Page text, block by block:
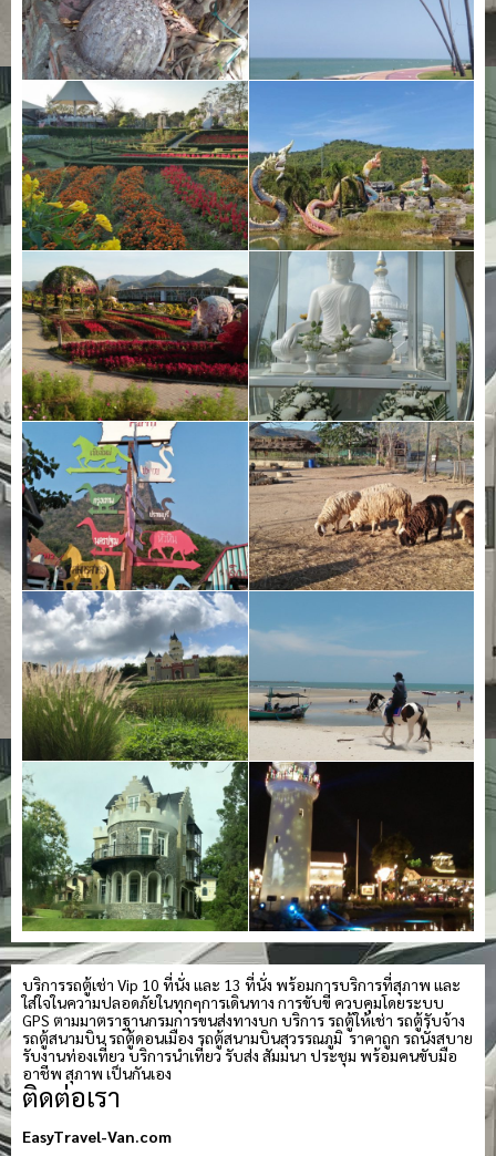
บริการรถตู้เช่า Vip 10 ที่นั่ง และ 13 ที่นั่ง พร้อมการบริการที่สุภาพ และ
ใส่ใจในความปลอดภัยในทุกๆการเดินทาง การขับขี่ ควบคุมโดยระบบ
GPS ตามมาตราฐานกรมการขนส่งทางบก บริการ รถตู้ให้เช่า รถตู้รับจ้าง
รถตู้สนามบิน รถตู้ดอนเมือง รถตู้สนามบินสุวรรณภูมิ ราคาถูก รถนั่งสบาย
รับงานท่องเที่ยว บริการนำเที่ยว รับส่ง สัมมนา ประชุม พร้อมคนขับมือ
อาชีพ สุภาพ เป็นกันเอง
ติดต่อเรา
EasyTravel-Van.com